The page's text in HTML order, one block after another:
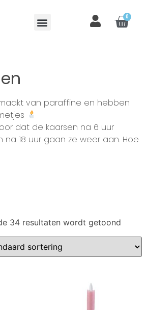
0
van paraffine en hebben
dat de kaarsen na 6 uur
18 uur gaan ze weer aan. Hoe
34 resultaten wordt getoond